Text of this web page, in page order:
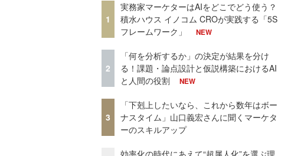
1
実務家マーケターはAIをどこでどう使う？
積水ハウス イノコム CROが実践する「5S
フレームワーク」
NEW
2
「何を分析するか」の決定が結果を分け
る！課題・論点設計と仮説構築におけるAI
と人間の役割
NEW
3
「下剋上したいなら、これから数年はボー
ナスタイム」山口義宏さんに聞くマーケタ
ーのスキルアップ
効率化の時代にあえて“超属人化”を選ぶ理